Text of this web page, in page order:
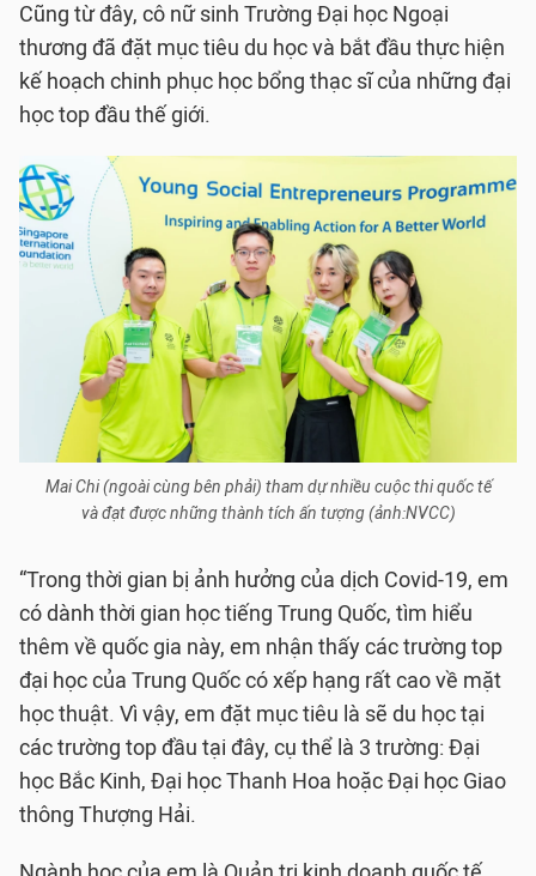
Cũng từ đây, cô nữ sinh Trường Đại học Ngoại
thương đã đặt mục tiêu du học và bắt đầu thực hiện
kế hoạch chinh phục học bổng thạc sĩ của những đại
học top đầu thế giới.
Mai Chi (ngoài cùng bên phải) tham dự nhiều cuộc thi quốc tế
và đạt được những thành tích ấn tượng (ảnh:NVCC)
“Trong thời gian bị ảnh hưởng của dịch Covid-19, em
có dành thời gian học tiếng Trung Quốc, tìm hiểu
thêm về quốc gia này, em nhận thấy các trường top
đại học của Trung Quốc có xếp hạng rất cao về mặt
học thuật. Vì vậy, em đặt mục tiêu là sẽ du học tại
các trường top đầu tại đây, cụ thể là 3 trường: Đại
học Bắc Kinh, Đại học Thanh Hoa hoặc Đại học Giao
thông Thượng Hải.